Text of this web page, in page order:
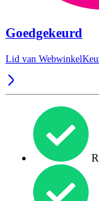
Goedgekeurd
Lid van